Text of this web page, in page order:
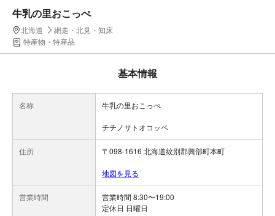
牛乳の里おこっぺ
北海道
網走・北見・知床
特産物・特産品
基本情報
名称 牛乳の里おこっぺ
チチノサトオコッペ
住所 〒098-1616 北海道紋別郡興部町本町
地図を見る
営業時間
営業時間 8:30〜19:00
定休日 日曜日